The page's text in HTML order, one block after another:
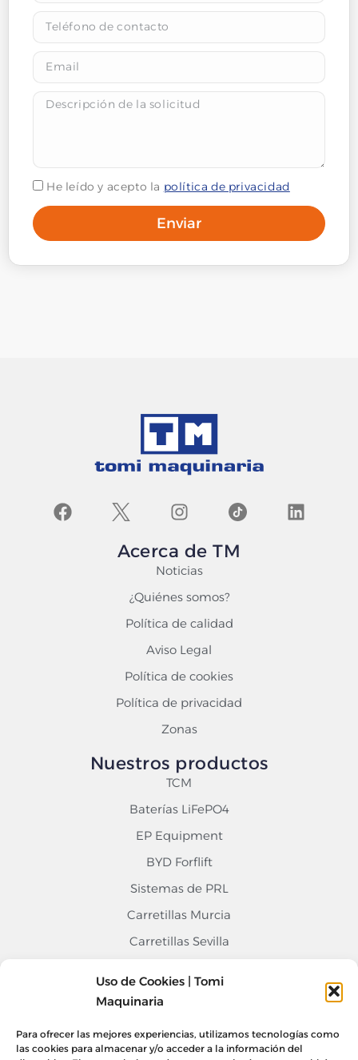
Uso de Cookies | Tomi
Maquinaria
Para ofrecer las mejores experiencias, utilizamos tecnologías como
las cookies para almacenar y/o acceder a la información del
He leído y acepto la política de privacidad
Enviar
Acerca de TM
Noticias
¿Quiénes somos?
Política de calidad
Aviso Legal
Política de cookies
Política de privacidad
Zonas
Nuestros productos
TCM
Baterías LiFePO4
EP Equipment
BYD Forflift
Sistemas de PRL
Carretillas Murcia
Carretillas Sevilla
Contacto
info@tomimaquinaria.com